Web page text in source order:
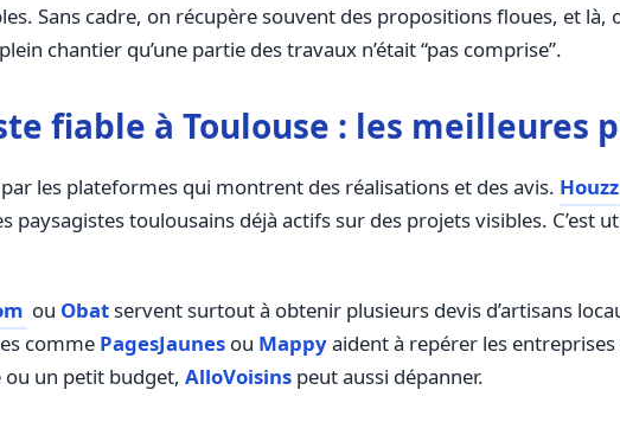
Sans cadre, on récupère souvent des propositions floues, et là,
chantier qu’une partie des travaux n’était “pas comprise”.
fiable à Toulouse : les meilleures
les plateformes qui montrent des réalisations et des avis. Houzz
toulousains déjà actifs sur des projets visibles. C’est
ou Obatservent surtout à obtenir plusieurs devis d’artisans
comme PagesJaunes ou Mappyaident à repérer les
un petit budget, AlloVoisins peut aussi dépanner.